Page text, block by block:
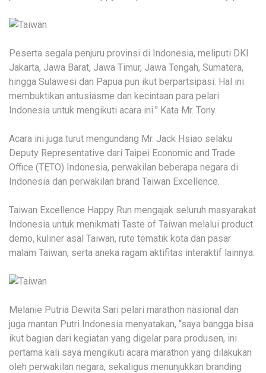
Peserta segala penjuru provinsi di Indonesia, meliputi DKI
Jakarta, Jawa Barat, Jawa Timur, Jawa Tengah, Sumatera,
hingga Sulawesi dan Papua pun ikut berpartsipasi. Hal ini
membuktikan antusiasme dan kecintaan para pelari
Indonesia untuk mengikuti acara ini.” Kata Mr. Tony.
Acara ini juga turut mengundang Mr. Jack Hsiao selaku
Deputy Representative dari Taipei Economic and Trade
Office (TETO) Indonesia, perwakilan beberapa negara di
Indonesia dan perwakilan brand Taiwan Excellence.
Taiwan Excellence Happy Run mengajak seluruh masyarakat
Indonesia untuk menikmati Taste of Taiwan melalui product
demo, kuliner asal Taiwan, rute tematik kota dan pasar
malam Taiwan, serta aneka ragam aktifitas interaktif lainnya.
Melanie Putria Dewita Sari pelari marathon nasional dan
juga mantan Putri Indonesia menyatakan, “saya bangga bisa
ikut bagian dari kegiatan yang digelar para produsen, ini
pertama kali saya mengikuti acara marathon yang dilakukan
oleh perwakilan negara, sekaligus menunjukkan branding